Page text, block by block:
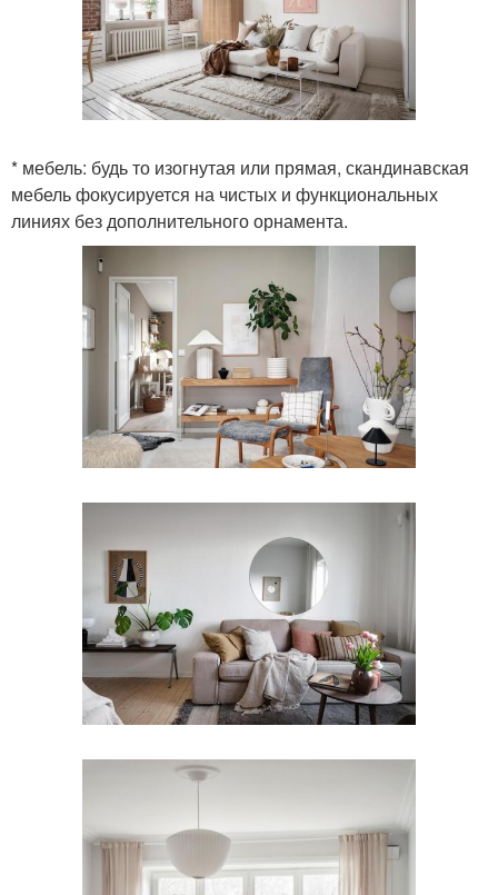
* мебель: будь то изогнутая или прямая, скандинавская
мебель фокусируется на чистых и функциональных
линиях без дополнительного орнамента.